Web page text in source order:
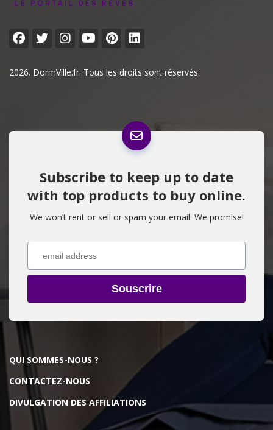
2026. DormVille.fr. Tous les droits sont réservés.
Subscribe to keep up to date
with top products to buy online.
We won’t rent or sell or spam your email. We promise!
Souscrire
QUI SOMMES-NOUS ?
CONTACTEZ-NOUS
DIVULGATION DES AFFILIATIONS